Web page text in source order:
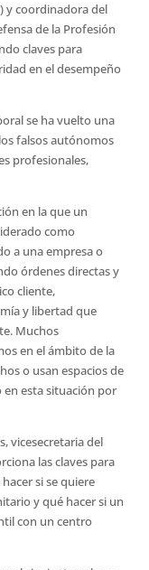
y coordinadora del
de la Profesión
claves para
en el desempeño
se ha vuelto una
falsos autónomos
profesionales,
en la que un
como
a una empresa o
órdenes directas y
cliente,
y libertad que
Muchos
en el ámbito de la
o usan espacios de
esta situación por
vicesecretaria del
las claves para
si se quiere
y qué hacer si un
con un centro